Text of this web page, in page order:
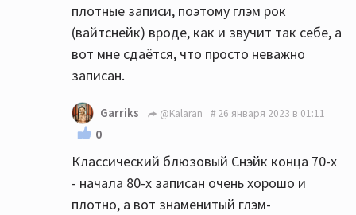
плотные записи, поэтому глэм рок
(вайтснейк) вроде, как и звучит так себе, а
вот мне сдаётся, что просто неважно
записан.
Garriks @Kalaran 26 января 2023 в 01:11
0
Классический блюзовый Снэйк конца 70-х
- начала 80-х записан очень хорошо и
плотно, а вот знаменитый глэм-